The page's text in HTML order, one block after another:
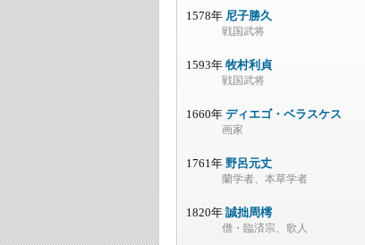
1578年 尼子勝久
戦国武将
1593年 牧村利貞
戦国武将
1660年 ディエゴ・ベラスケス
画家
1761年 野呂元丈
蘭学者、本草学者
1820年 誠拙周樗
僧・臨済宗、歌人